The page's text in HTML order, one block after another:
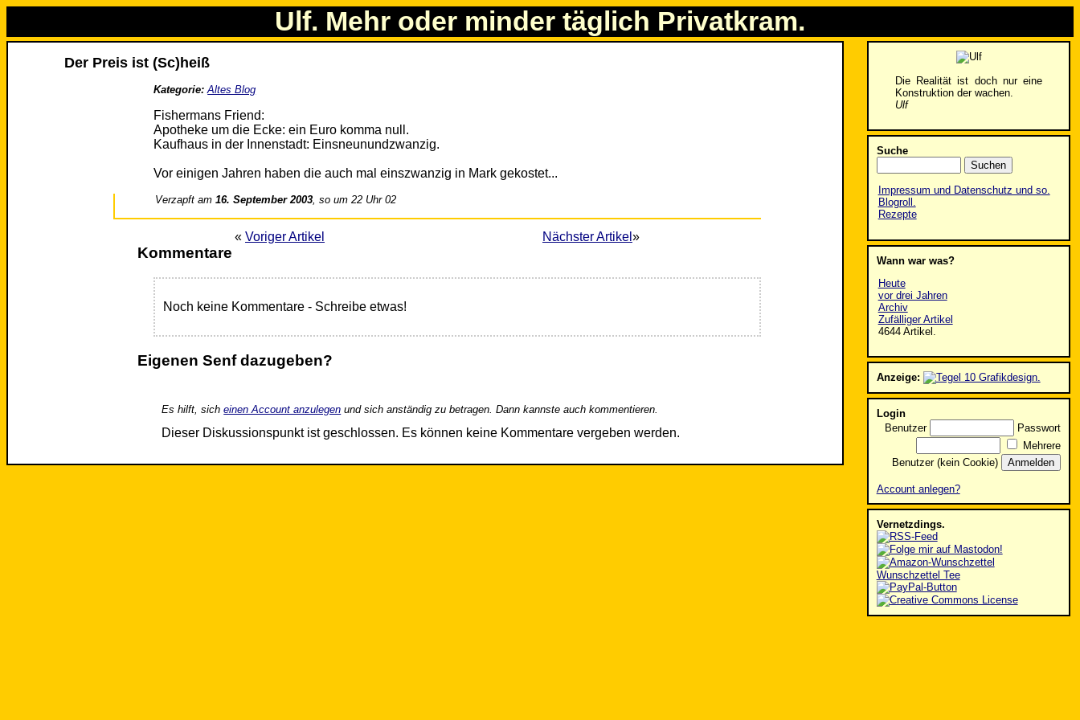
Ulf. Mehr oder minder täglich Privatkram.
Der Preis ist (Sc)heiß
Kategorie: Altes Blog
Fishermans Friend:
Apotheke um die Ecke: ein Euro komma null.
Kaufhaus in der Innenstadt: Einsneunundzwanzig.
Vor einigen Jahren haben die auch mal einszwanzig in Mark gekostet...
Verzapft am16. September 2003, so um 22 Uhr 02
« Voriger Artikel Nächster Artikel »
Kommentare
Noch keine Kommentare - Schreibe etwas!
Eigenen Senf dazugeben?
Es hilft, sicheinen Account anzulegen und sich anständig zu betragen. Dann kannste auch kommentieren.
Dieser Diskussionspunkt ist geschlossen. Es können keine Kommentare vergeben werden.
Die Realität ist doch nur eine
Konstruktion der wachen.
Ulf
Suche
Impressum und Datenschutz und so.
Blogroll.
Rezepte
Wann war was?
Heute
vor drei Jahren
Archiv
Zufälliger Artikel
4644 Artikel.
Anzeige:
Login
Benutzer
Passwort
Mehrere
Benutzer (kein Cookie)
Account anlegen?
Vernetzdings.
Wunschzettel Tee